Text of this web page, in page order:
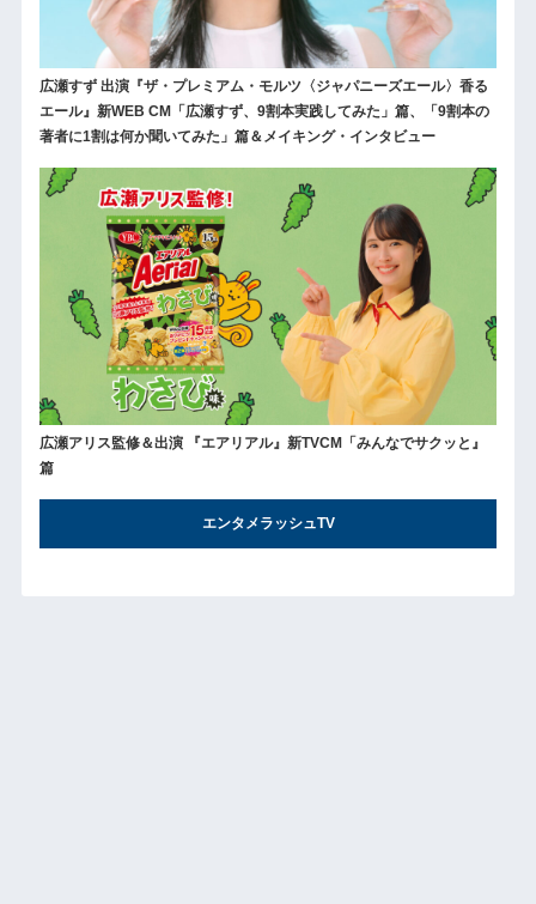
広瀬すず 出演『ザ・プレミアム・モルツ〈ジャパニーズエール〉香る
エール』新WEB CM「広瀬すず、9割本実践してみた」篇、「9割本の
著者に1割は何か聞いてみた」篇＆メイキング・インタビュー
広瀬アリス監修＆出演 『エアリアル』新TVCM「みんなでサクッと』
篇
エンタメラッシュTV